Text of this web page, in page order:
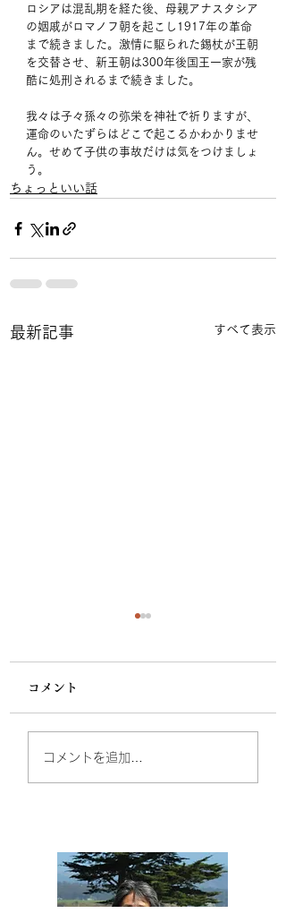
ロシアは混乱期を経た後、母親アナスタシア
の姻戚がロマノフ朝を起こし1917年の革命
まで続きました。激情に駆られた錫杖が王朝
を交替させ、新王朝は300年後国王一家が残
酷に処刑されるまで続きました。
我々は子々孫々の弥栄を神社で祈りますが、
運命のいたずらはどこで起こるかわかりませ
ん。せめて子供の事故だけは気をつけましょ
う。
ちょっといい話
最新記事 すべて表示
家督は兄にお還し申
す ～水戸黄門と畠山
コメント
コメントを追加…